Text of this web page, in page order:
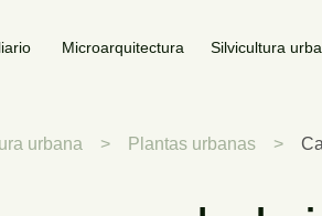
Microarquitectura Silvicultura
urbana > Plantas urbanas >